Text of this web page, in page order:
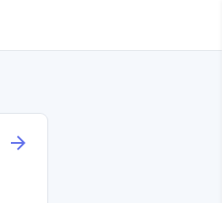
arrow_forward